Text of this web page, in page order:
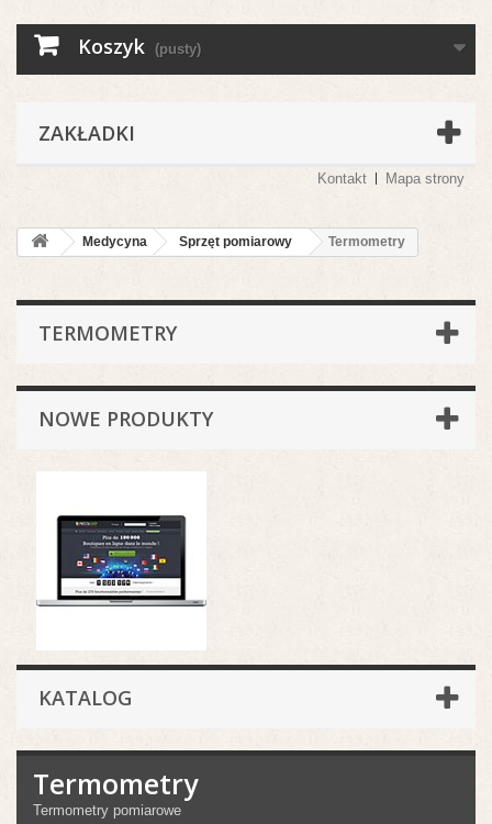
Koszyk (pusty)
ZAKŁADKI
Kontakt Mapa strony
Medycyna Sprzęt pomiarowy Termometry
TERMOMETRY
NOWE PRODUKTY
KATALOG
Termometry
Termometry pomiarowe